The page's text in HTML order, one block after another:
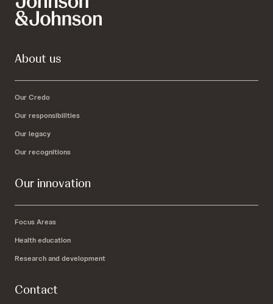
About us
Our Credo
Our responsibilities
Our legacy
Our recognitions
Our innovation
Focus Areas
Health education
Research and development
Contact